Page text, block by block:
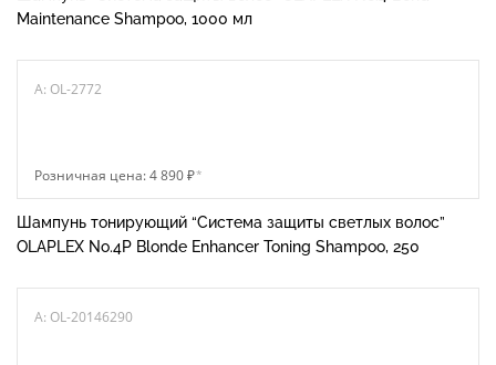
Maintenance Shampoo, 1000 мл
A: OL-2772
Розничная цена: 4 890 ₽*
Шампунь тонирующий “Система защиты светлых волос”
OLAPLEX No.4P Blonde Enhancer Toning Shampoo, 250
A: OL-20146290